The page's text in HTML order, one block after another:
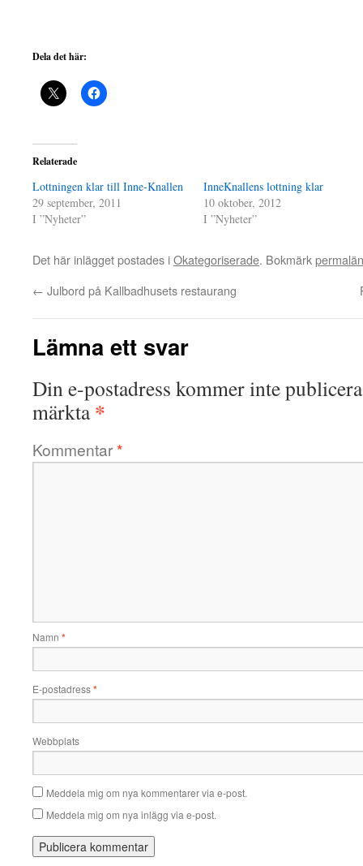
Dela det här:
Relaterade
Lottningen klar till Inne-Knallen
29 september, 2011
I ”Nyheter”
InneKnallens lottning klar
10 oktober, 2012
I ”Nyheter”
Det här inlägget postades iOkategoriserade. Bokmärk
← Julbord på Kallbadhusets restaurang
Lämna ett svar
Din e-postadress kommer inte
märkta*
Kommentar*
Namn *
E-postadress*
Webbplats
Meddela mig om nya kommentarer via e-post.
Meddela mig om nya inlägg via e-post.